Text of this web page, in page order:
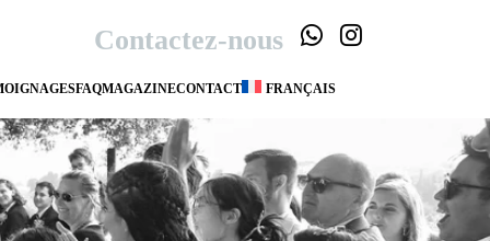
Contactez-nous
FAQMAGAZINECONTACT FRANÇAIS